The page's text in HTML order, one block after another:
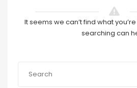
It seems we can’t find what
searching can